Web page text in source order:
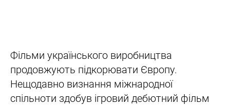
Фільми українського виробництва
продовжують підкорювати Європу.
Нещодавно визнання міжнародної
спільноти здобув ігровий дебютний фільм